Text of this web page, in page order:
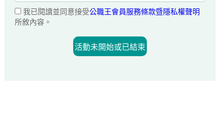
我已閱讀並同意接受公職王會員服務條款暨隱私權聲明
所敘內容。
活動未開始或已結束